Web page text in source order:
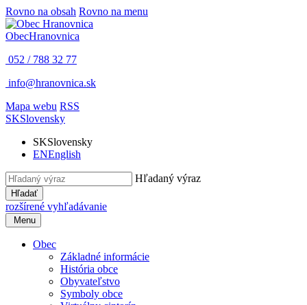
Rovno na obsah Rovno na menu
ObecHranovnica
052 / 788 32 77
info@hranovnica.sk
Mapa webu RSS
SKSlovensky
SKSlovensky
ENEnglish
Hľadaný výraz
Hľadať
rozšírené vyhľadávanie
Menu
Obec
Základné informácie
História obce
Obyvateľstvo
Symboly obce